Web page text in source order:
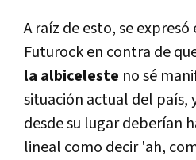
A raíz de esto, se
Futurock en contra de
la albiceleste no sé
situación actual del país,
desde su lugar deberían
lineal como decir 'ah,